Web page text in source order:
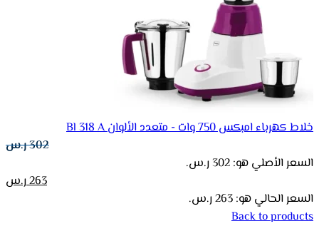
خلاط كهرباء امبكس 750 وات - متعدد الألوان Bl 318 A
302ر.س
السعر الأصلي هو: 302 ر.س.
263ر.س
السعر الحالي هو: 263 ر.س.
Back to products